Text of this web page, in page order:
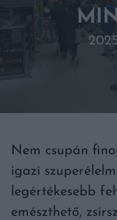
Nem csupán
igazi
legértékesebb
emészthető,